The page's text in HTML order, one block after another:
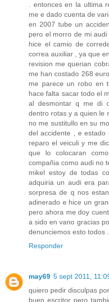
. entonces en la ultima
me e dado cuenta de
en 2007 tube un
pero el morro de mi
hice el camio de
correa auxiliar , ya que
revision me querian
me han costado 268
me parece un robo en
hace falta sacar todo el
al desmontar q me di
dentro rotas y a quien le
no me sustitullo en su
del accidente , e
reparo el veiculi y me
que lo colocaran
compañia como audi no
mikel estoy de todas
adquiria un audi era
sorpresa de q nos
adinerado e hice un
pero ahora me doy
a sido en vano gracias
denunciemos esto todos .
Responder
may69 5 sept 2011,
quiero pedir disculpas
buen escritor pero